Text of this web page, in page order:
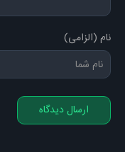
ای
نام (الزامی)
ارسال دیدگاه